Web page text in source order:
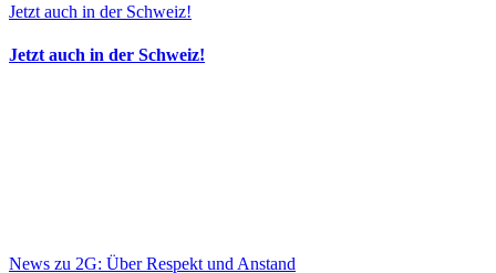
Jetzt auch in der Schweiz!
Jetzt auch in der Schweiz!
News zu 2G: Über Respekt und Anstand